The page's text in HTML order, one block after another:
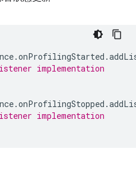
.onProfilingStarted .
implementation
.onProfilingStopped .
implementation